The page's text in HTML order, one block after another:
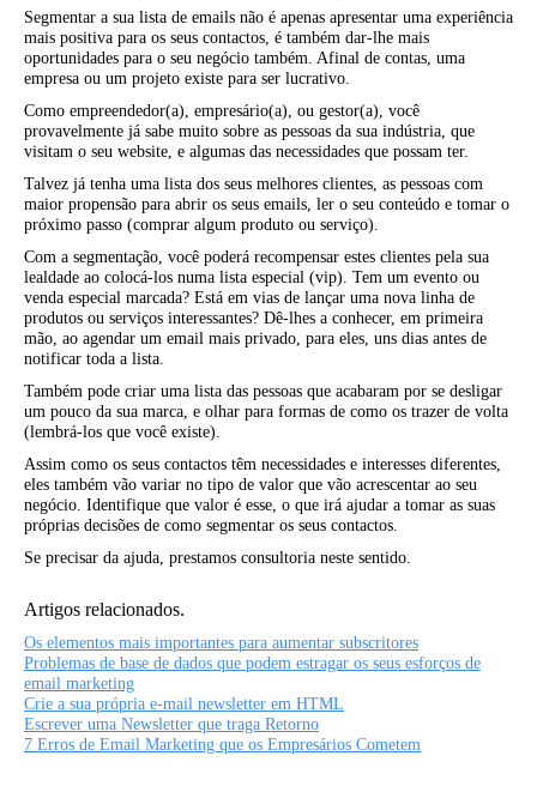
Segmentar a sua lista de emails não é apenas apresentar uma experiência
mais positiva para os seus contactos, é também dar-lhe mais
oportunidades para o seu negócio também. Afinal de contas, uma
empresa ou um projeto existe para ser lucrativo.
Como empreendedor(a), empresário(a), ou gestor(a), você
provavelmente já sabe muito sobre as pessoas da sua indústria, que
visitam o seu website, e algumas das necessidades que possam ter.
Talvez já tenha uma lista dos seus melhores clientes, as pessoas com
maior propensão para abrir os seus emails, ler o seu conteúdo e tomar o
próximo passo (comprar algum produto ou serviço).
Com a segmentação, você poderá recompensar estes clientes pela sua
lealdade ao colocá-los numa lista especial (vip). Tem um evento ou
venda especial marcada? Está em vias de lançar uma nova linha de
produtos ou serviços interessantes? Dê-lhes a conhecer, em primeira
mão, ao agendar um email mais privado, para eles, uns dias antes de
notificar toda a lista.
Também pode criar uma lista das pessoas que acabaram por se desligar
um pouco da sua marca, e olhar para formas de como os trazer de volta
(lembrá-los que você existe).
Assim como os seus contactos têm necessidades e interesses diferentes,
eles também vão variar no tipo de valor que vão acrescentar ao seu
negócio. Identifique que valor é esse, o que irá ajudar a tomar as suas
próprias decisões de como segmentar os seus contactos.
Se precisar da ajuda, prestamos consultoria neste sentido.
Artigos relacionados.
Os elementos mais importantes para aumentar subscritores
Problemas de base de dados que podem estragar os seus esforços de
email marketing
Crie a sua própria e-mail newsletter em HTML
Escrever uma Newsletter que traga Retorno
7 Erros de Email Marketing que os Empresários Cometem